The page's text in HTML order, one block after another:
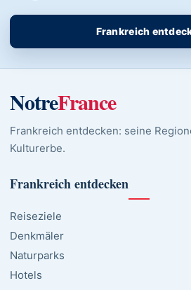
Frankreich
NotreFrance
Frankreich entdecken: seine
Kulturerbe.
Frankreich entdecken
Reiseziele
Denkmäler
Naturparks
Hotels